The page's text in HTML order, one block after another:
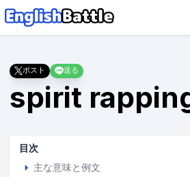
ポスト 送る
spirit
目次
主な意味と例文